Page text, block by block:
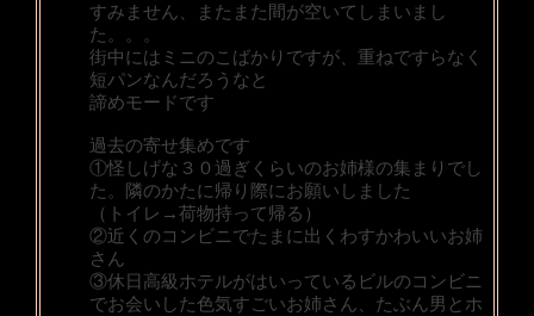
すみません、またまた間が空いてしまいまし
た。。。
街中にはミニのこばかりですが、重ねですらなく
短パンなんだろうなと
諦めモードです
過去の寄せ集めです
①怪しげな３０過ぎくらいのお姉様の集まりでし
た。隣のかたに帰り際にお願いしました
（トイレ→荷物持って帰る）
②近くのコンビニでたまに出くわすかわいいお姉
さん
③休日高級ホテルがはいっているビルのコンビニ
でお会いした色気すごいお姉さん、たぶん男とホ